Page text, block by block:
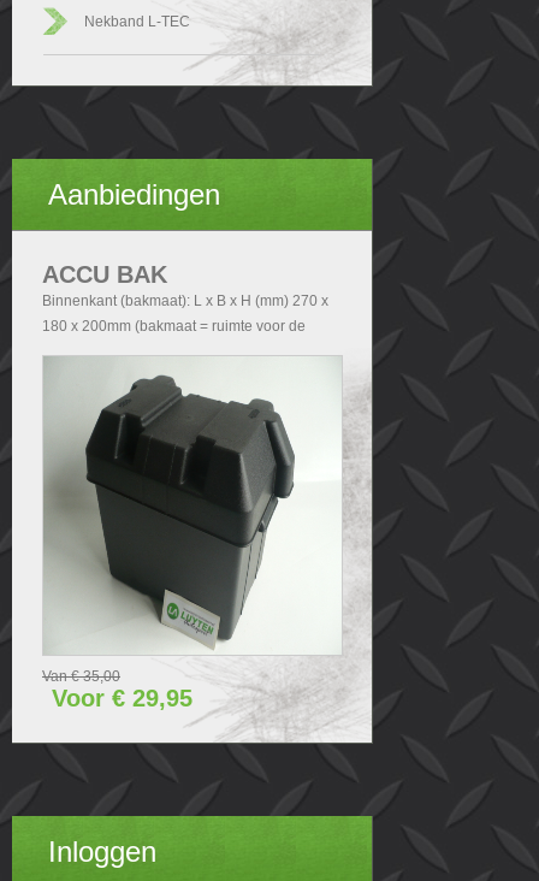
Nekband L-TEC
Aanbiedingen
ACCU BAK
Binnenkant (bakmaat): L x B x H (mm) 270 x
180 x 200mm (bakmaat = ruimte voor de
accu). Buitenkant (Totale afmetingen accubak
exclusief deksel): - Zonder handvatten L x B x
H (mm) 290x200x210 - Met handvatten L x B
x H (mm) 340x200x210. Buitenkant (Totale
afmetingen accubak inclusief deksel): L x B x
H (mm) 340x240x280.
Van € 35,00
Voor € 29,95
Inloggen